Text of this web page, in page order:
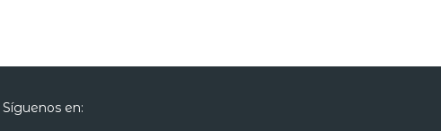
Síguenos en: